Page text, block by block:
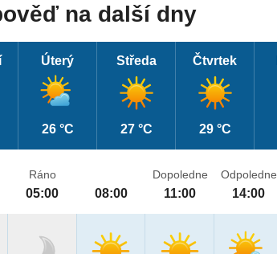
na další dny
Úterý
26 °C
Středa
27 °C
Čtvrtek
29 °C
Ráno
05:00 08:00
Dopoledne
11:00
Odpoledne
14:00